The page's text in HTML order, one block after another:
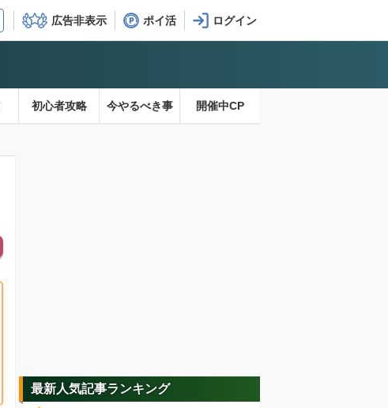
広告非表示 ポイ活
初心者攻略 今やるべき事 開催中CP
最新人気記事ランキング